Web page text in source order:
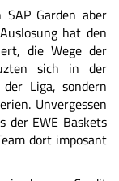
Garden aber
hat den
die Wege der
sich in der
Liga, sondern
Unvergessen
der EWE Baskets
dort imposant